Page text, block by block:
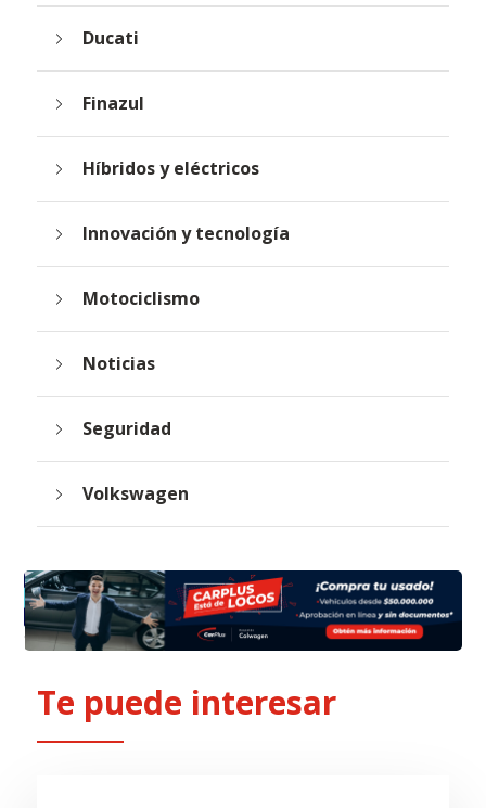
Ducati
Finazul
Híbridos y eléctricos
Innovación y tecnología
Motociclismo
Noticias
Seguridad
Volkswagen
Te puede interesar